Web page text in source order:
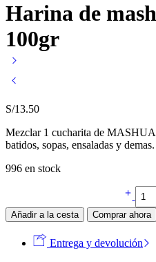
Harina de
100gr
S/13.50
Mezclar 1 cucharita de MASHUA
batidos, sopas, ensaladas y demas.
996 en stock
Harina
de
mashua
Bolsa
Añadir a la cesta Comprar ahora
Entrega y devolución